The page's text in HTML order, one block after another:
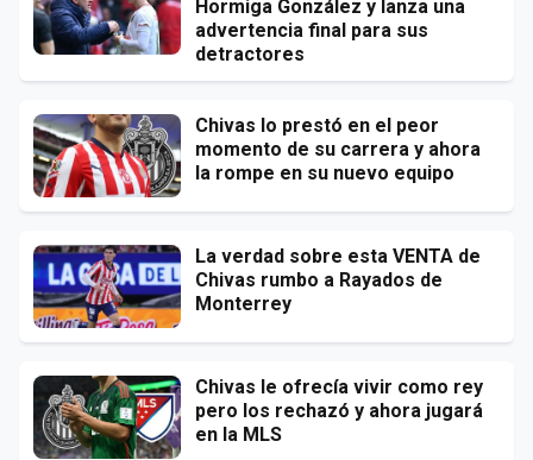
Hormiga González y lanza una
advertencia final para sus
detractores
Chivas lo prestó en el peor
momento de su carrera y ahora
la rompe en su nuevo equipo
La verdad sobre esta VENTA de
Chivas rumbo a Rayados de
Monterrey
Chivas le ofrecía vivir como rey
pero los rechazó y ahora jugará
en la MLS